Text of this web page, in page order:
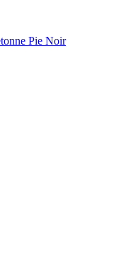
Pie Noir